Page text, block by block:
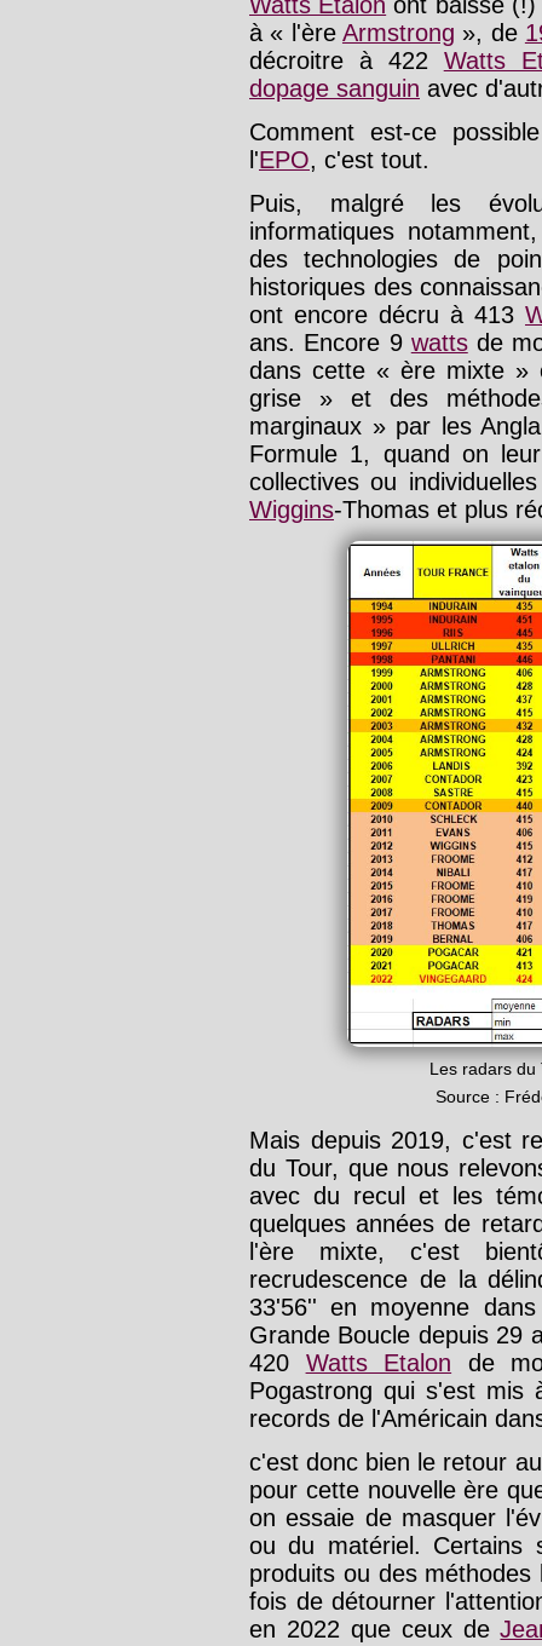
à « l'ère Armstrong », de
décroitre à 422 Watts
dopage sanguin avec
Comment est-ce
l'EPO, c'est tout.
Puis, malgré les
informatiques
des technologies de
historiques des
ont encore décru à 413
ans. Encore 9 wattsde
dans cette « ère mixte »
grise » et des
marginaux » par les
Formule 1, quand on
collectives ou
Wiggins-Thomas et plus
Les radars du
Source :
Mais depuis 2019, c'est
du Tour, que nous
avec du recul et les
quelques années de
l'ère mixte, c'est
recrudescence de la
33'56'' en moyenne
Grande Boucle depuis 29
420 Watts Etalon de
Pogastrong qui s'est mis
records de l'Américain
c'est donc bien le retour
pour cette nouvelle ère
on essaie de masquer
ou du matériel. Certains
produits ou des
fois de détourner
en 2022 que ceux de